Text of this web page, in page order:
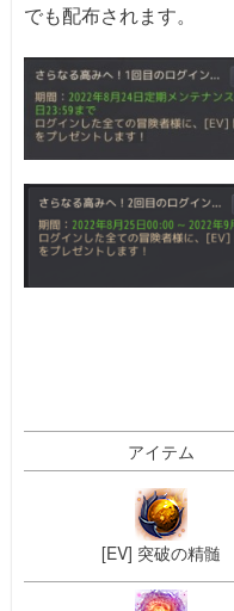
でも配布されます。
アイテム
[EV] 突破の精髄